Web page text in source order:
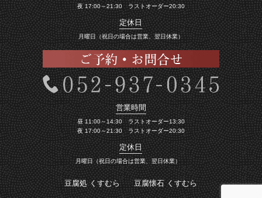
夜 17:00～21:30 ラストオーダー20:30
定休日
月曜日（祝日の場合は営業、翌日休業）
営業時間
昼 11:00～14:30 ラストオーダー13:30
夜 17:00～21:30 ラストオーダー20:30
定休日
月曜日（祝日の場合は営業、翌日休業）
豆腐処 くすむら 豆腐懐石 くすむら